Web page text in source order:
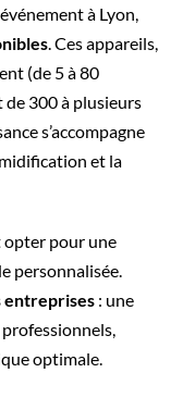
à Lyon​​​​​​​​,
. Ces appareils,
(de 5 à 80
300 à plusieurs
s’accompagne
et la
opter pour une
personnalisée.
entreprises: une
optimale.